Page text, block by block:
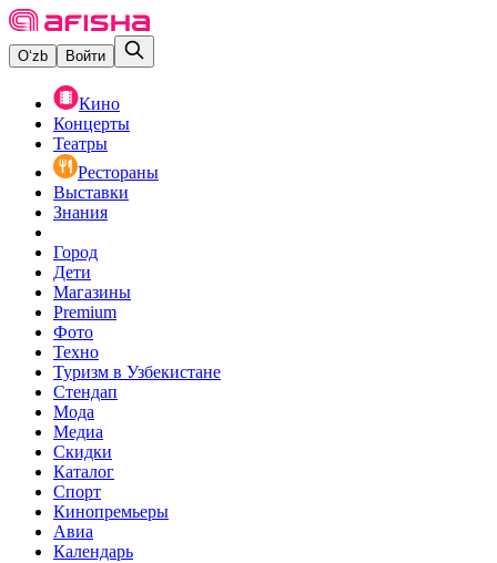
O‘zb Войти
Кино
Концерты
Театры
Рестораны
Выставки
Знания
Город
Дети
Магазины
Premium
Фото
Техно
Туризм в Узбекистане
Стендап
Мода
Медиа
Скидки
Каталог
Спорт
Кинопремьеры
Авиа
Календарь